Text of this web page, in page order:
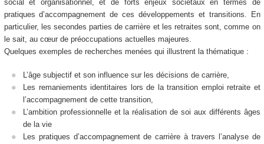
social et organisationnel, et de forts enjeux sociétaux en termes de
pratiques d’accompagnement de ces développements et transitions. En
particulier, les secondes parties de carrière et les retraites sont, comme on
le sait, au cœur de préoccupations actuelles majeures.
Quelques exemples de recherches menées qui illustrent la thématique :
L’âge subjectif et son influence sur les décisions de carrière,
Les remaniements identitaires lors de la transition emploi retraite et
l’accompagnement de cette transition,
L’ambition professionnelle et la réalisation de soi aux différents âges
de la vie
Les pratiques d’accompagnement de carrière à travers l’analyse de